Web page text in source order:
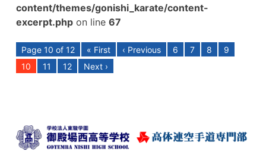
content/themes/gonishi_karate/content-
excerpt.phpon line 67
Page 10 of 12 « First ‹ Previous 6 7 8
9
10
11 12 Next ›